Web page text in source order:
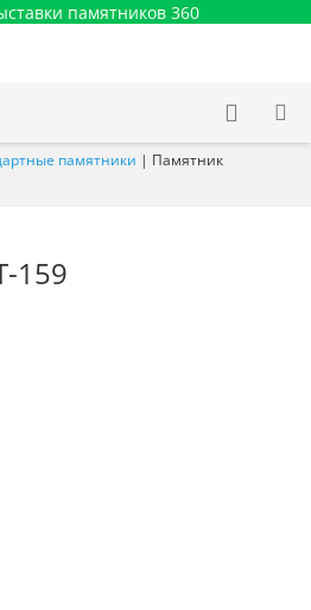
памятников 360
памятники | Памятник
159